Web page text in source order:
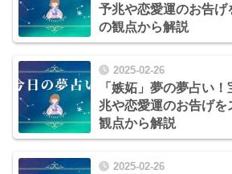
予兆や恋愛運のお告げ
の観点から解説
2025-02-26
「嫉妬」夢の夢占い
兆や恋愛運のお告げを
観点から解説
2025-02-26